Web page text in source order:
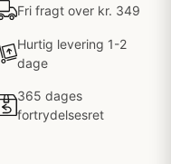
Fri fragt over kr. 349
Hurtig levering 1-2
dage
365 dages
fortrydelsesret